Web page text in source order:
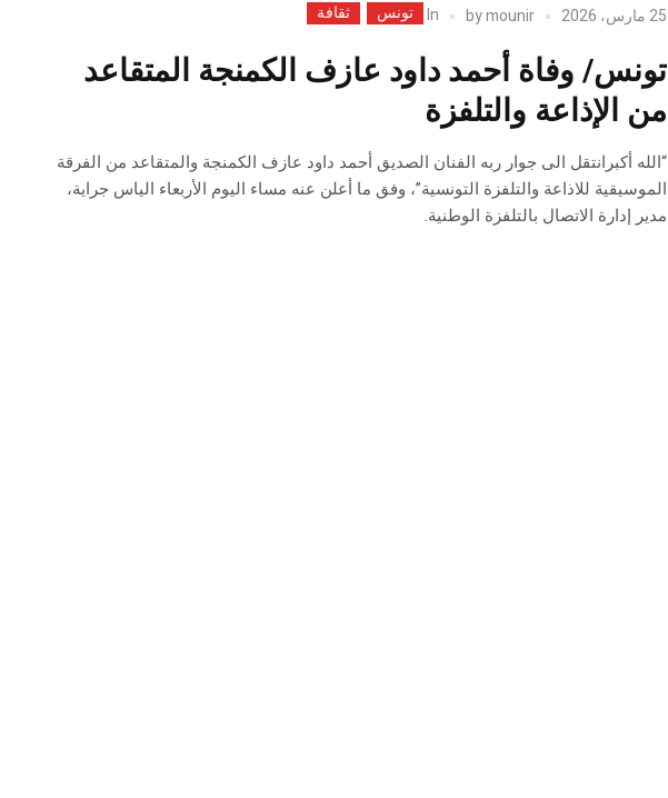
25 مارس، 2026 bymounir
In تونس ثقافة
تونس/ وفاة أحمد داود عازف الكمنجة المتقاعد
من الإذاعة والتلفزة
“الله أكبرانتقل الى جوار ربه الفنان الصديق أحمد داود عازف الكمنجة والمتقاعد من الفرقة
الموسيقية للاذاعة والتلفزة التونسية”، وفق ما أعلن عنه مساء اليوم الأربعاء الياس جراية،
مدير إدارة الاتصال بالتلفزة الوطنية.